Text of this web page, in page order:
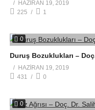
HAZIRAN 19, 2019
225
1
0
Duruş Bozuklukları –
HAZIRAN 19, 2019
431
0
0